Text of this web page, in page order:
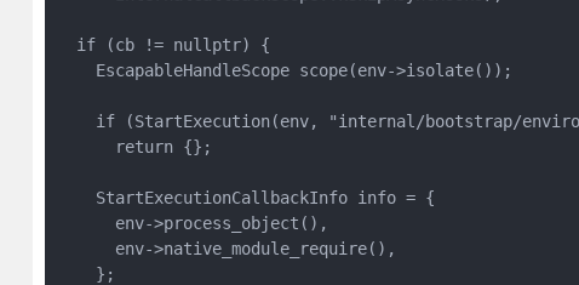
  if (cb != nullptr) {
    EscapableHandleScope scope(env->isolate());
if (StartExecution(env, "internal/bootstrap/
      return {};
    StartExecutionCallbackInfo info = {
      env->process_object(),
      env->native_module_require(),
    };